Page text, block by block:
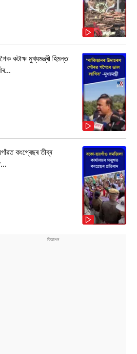
কটাক্ষ মুখ্যমন্ত্ৰী হিমন্ত
কংগ্ৰেছৰ তীব্ৰ